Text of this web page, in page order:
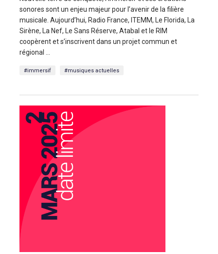
sonores sont un enjeu majeur pour l’avenir de la filière
musicale. Aujourd’hui, Radio France, ITEMM, Le Florida, La
Sirène, La Nef, Le Sans Réserve, Atabal et le RIM
coopèrent et s’inscrivent dans un projet commun et
régional ...
#immersif #musiques actuelles